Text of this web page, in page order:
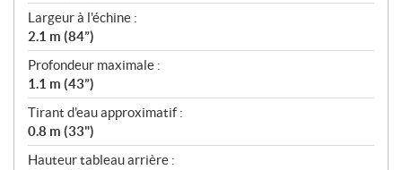
Largeur à l'échine :
2.1 m (84”)
Profondeur maximale :
1.1 m (43”)
Tirant d'eau approximatif :
0.8 m (33")
Hauteur tableau arrière :